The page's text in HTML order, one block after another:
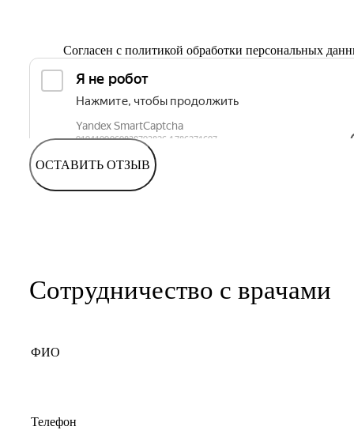
Согласен с политикой обработки персональных
ОСТАВИТЬ ОТЗЫВ
Сотрудничество с врачами